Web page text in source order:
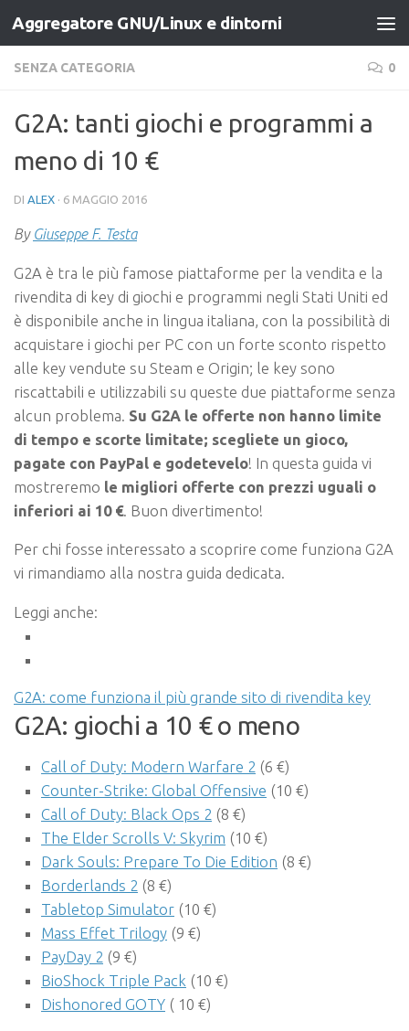
Salta al contenuto
Aggregatore GNU/Linux e dintorni
SENZA CATEGORIA 0
G2A: tanti giochi e programmi a
meno di 10 €
DI ALEX · 6 MAGGIO 2016
By Giuseppe F. Testa
G2A è tra le più famose piattaforme per la vendita e la
rivendita di key di giochi e programmi negli Stati Uniti ed
è disponibile anche in lingua italiana, con la possibilità di
acquistare i giochi per PC con un forte sconto rispetto
alle key vendute su Steam e Origin; le key sono
riscattabili e utilizzabili su queste due piattaforme senza
alcun problema. Su G2A le offerte non hanno limite
di tempo e scorte limitate; scegliete un gioco,
pagate con PayPal e godetevelo! In questa guida vi
mostreremo le migliori offerte con prezzi uguali o
inferiori ai 10 €. Buon divertimento!
Per chi fosse interessato a scoprire come funziona G2A
vi rimandiamo alla nostra guida dedicata.
Leggi anche:
G2A: come funziona il più grande sito di rivendita key
G2A: giochi a 10 € o meno
Call of Duty: Modern Warfare 2 (6 €)
Counter-Strike: Global Offensive (10 €)
Call of Duty: Black Ops 2 (8 €)
The Elder Scrolls V: Skyrim (10 €)
Dark Souls: Prepare To Die Edition (8 €)
Borderlands 2 (8 €)
Tabletop Simulator (10 €)
Mass Effet Trilogy (9 €)
PayDay 2 (9 €)
BioShock Triple Pack (10 €)
Dishonored GOTY ( 10 €)